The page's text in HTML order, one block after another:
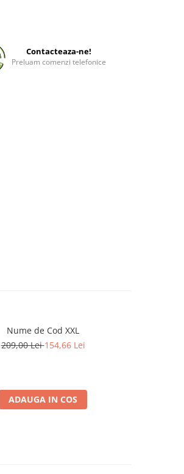
Contacteaza-ne!
Preluam comenzi telefonice
Nume de Cod XXL
209,00 Lei154,66 Lei
ADAUGA IN COS